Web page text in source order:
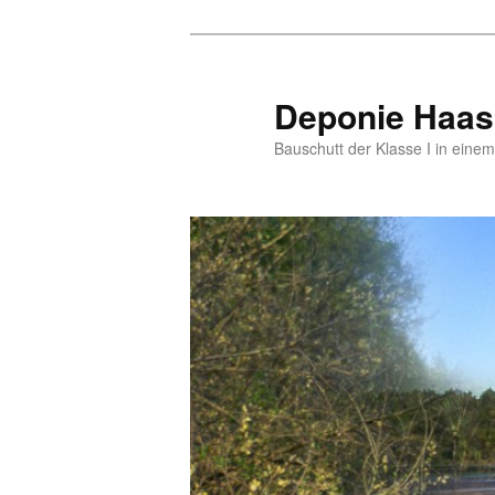
Deponie
Bauschutt der Klasse I in